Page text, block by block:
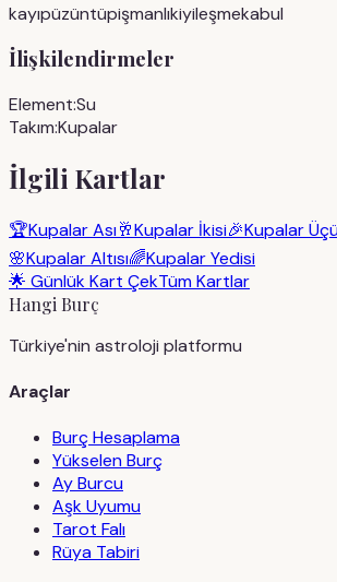
kayıpüzüntüpişmanlıkiyileşmekabul
İlişkilendirmeler
Element:Su
Takım:Kupalar
İlgili Kartlar
🏆Kupalar Ası🥂Kupalar İkisi🎉Kupalar
🌸Kupalar Altısı🌈Kupalar Yedisi
🌟 Günlük Kart ÇekTüm Kartlar
Hangi Burç
Türkiye'nin astroloji platformu
Araçlar
Burç Hesaplama
Yükselen Burç
Ay Burcu
Aşk Uyumu
Tarot Falı
Rüya Tabiri